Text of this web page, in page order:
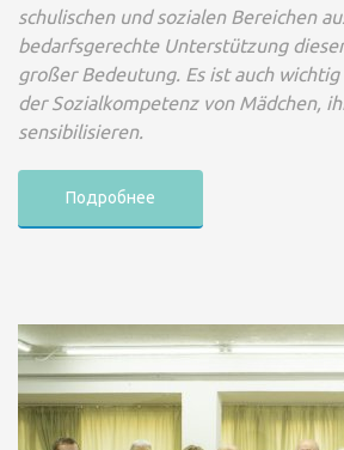
schulischen und sozialen Bereichen
bedarfsgerechte Unterstützung
großer Bedeutung. Es ist auch
der Sozialkompetenz von Mädchen,
sensibilisieren.
Подробнее